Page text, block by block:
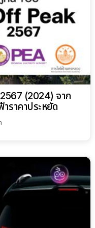
(2024) จาก
ราคาประหยัด